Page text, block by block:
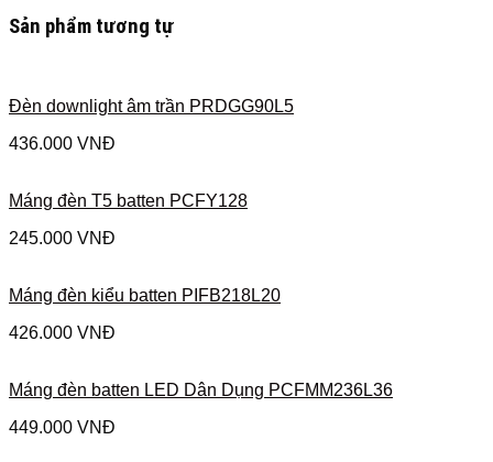
Sản phẩm tương tự
Đèn downlight âm trần PRDGG90L5
436.000 VNĐ
Máng đèn T5 batten PCFY128
245.000 VNĐ
Máng đèn kiểu batten PIFB218L20
426.000 VNĐ
Máng đèn batten LED Dân Dụng PCFMM236L36
449.000 VNĐ